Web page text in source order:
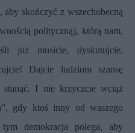
aby skończyć z wszechobecną
polityczną), którą nam,
już musicie, dyskutujcie,
Dajcie ludziom szansę
stanąć. I nie krzyczcie wciąż
gdy ktoś inny od waszego
demokracja polega, aby